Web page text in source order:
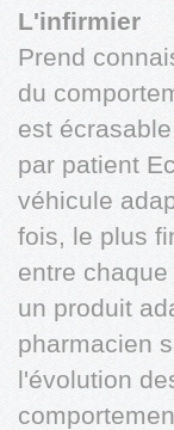
L'infirmier
Prend
du
est
par patient
véhicule
fois, le plus
entre
un produit
pharmacien
l'évolution